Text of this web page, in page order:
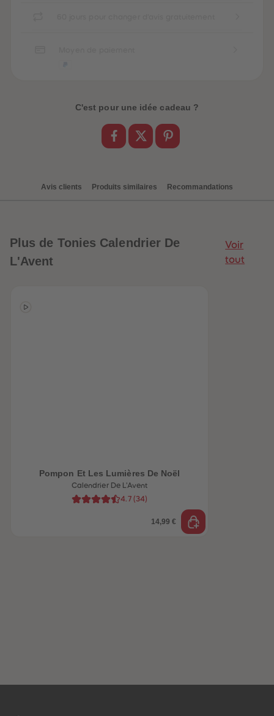
trottez avec
C'est pour une idée cadeau ?
Avis clients Produits similaires Recommandations
Plus de Tonies Calendrier De
L'Avent
Voir
tout
Pompon Et Les Lumières De Noël
Calendrier De L'Avent
4.7 (34)
14,99 €